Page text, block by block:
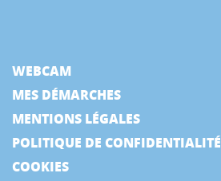
WEBCAM
MES DÉMARCHES
MENTIONS LÉGALES
POLITIQUE DE CONFIDENTIALITÉ
COOKIES